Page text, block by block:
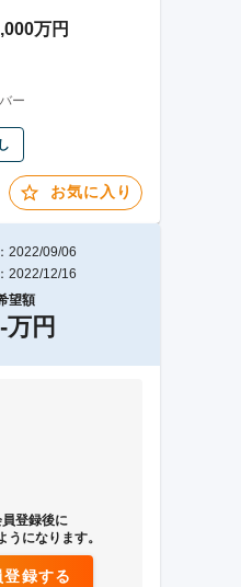
万円
ー
お気に入り
2022/09/06
2022/12/16
望額
万円
登録後に
うになります。
録する